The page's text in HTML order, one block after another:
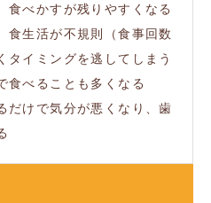
食べかすが残りやすくなる
食生活が不規則（食事回数
タイミングを逃してしまう
食べることも多くなる
だけで気分が悪くなり、歯